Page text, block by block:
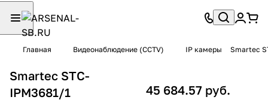
Главная Видеонаблюдение (CCTV) IP камеры Smartec
Smartec STC-
IPM3681/1
45 684.57 руб.